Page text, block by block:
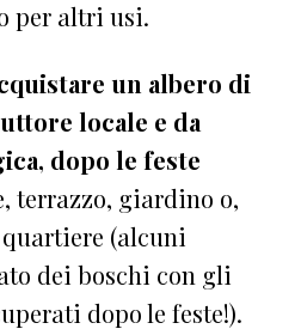
per altri usi.
un albero di
locale e da
dopo le feste
terrazzo, giardino o,
(alcuni
dei boschi con gli
dopo le feste!).